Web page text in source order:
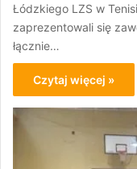
Łódzkiego LZS w
zaprezentowali się
łącznie…
Czytaj więcej »